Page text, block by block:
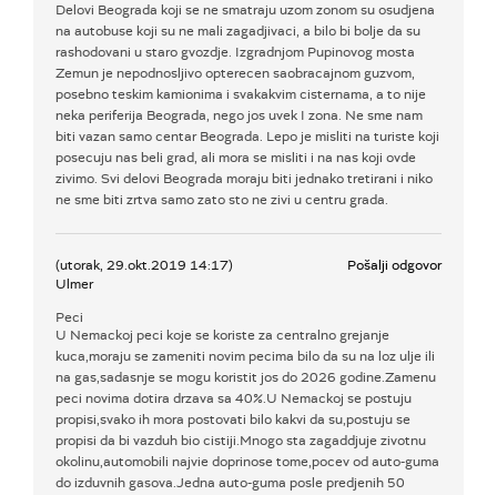
Delovi Beograda koji se ne smatraju uzom zonom su osudjena
na autobuse koji su ne mali zagadjivaci, a bilo bi bolje da su
rashodovani u staro gvozdje. Izgradnjom Pupinovog mosta
Zemun je nepodnosljivo opterecen saobracajnom guzvom,
posebno teskim kamionima i svakakvim cisternama, a to nije
neka periferija Beograda, nego jos uvek I zona. Ne sme nam
biti vazan samo centar Beograda. Lepo je misliti na turiste koji
posecuju nas beli grad, ali mora se misliti i na nas koji ovde
zivimo. Svi delovi Beograda moraju biti jednako tretirani i niko
ne sme biti zrtva samo zato sto ne zivi u centru grada.
(utorak, 29.okt.2019 14:17)
Ulmer
Pošalji odgovor
Peci
U Nemackoj peci koje se koriste za centralno grejanje
kuca,moraju se zameniti novim pecima bilo da su na loz ulje ili
na gas,sadasnje se mogu koristit jos do 2026 godine.Zamenu
peci novima dotira drzava sa 40%.U Nemackoj se postuju
propisi,svako ih mora postovati bilo kakvi da su,postuju se
propisi da bi vazduh bio cistiji.Mnogo sta zagaddjuje zivotnu
okolinu,automobili najvie doprinose tome,pocev od auto-guma
do izduvnih gasova.Jedna auto-guma posle predjenih 50